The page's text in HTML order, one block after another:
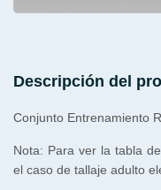
Descripción del
Conjunto Entrenamiento
Nota: Para ver la tabla
el caso de tallaje adulto